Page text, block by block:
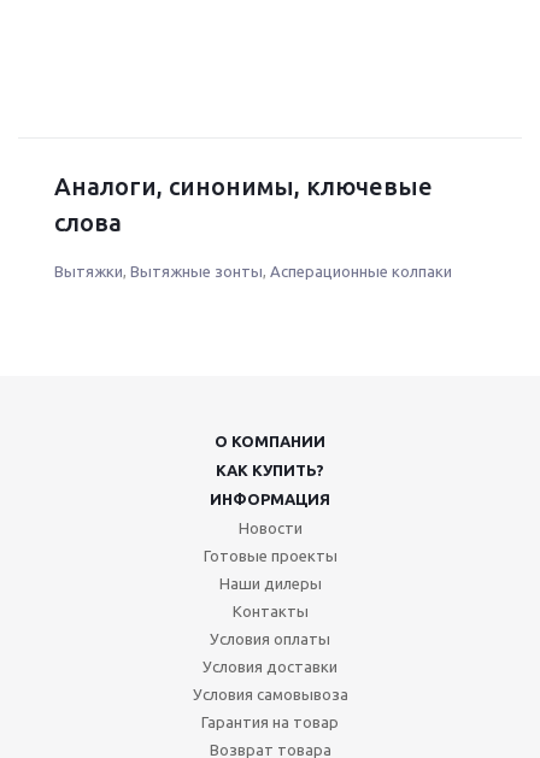
Аналоги, синонимы, ключевые
слова
Вытяжки Вытяжные зонты Асперационные колпаки
О КОМПАНИИ
КАК КУПИТЬ?
ИНФОРМАЦИЯ
Новости
Готовые проекты
Наши дилеры
Контакты
Условия оплаты
Условия доставки
Условия самовывоза
Гарантия на товар
Возврат товара